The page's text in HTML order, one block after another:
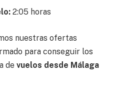
2:05 horas
nuestras ofertas
para conseguir los
de vuelos desde Málaga